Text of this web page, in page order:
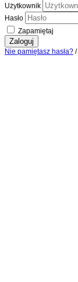
Użytkownik
Hasło
Zapamiętaj
Zaloguj
Nie pamiętasz hasła? /